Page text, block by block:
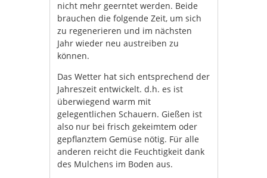
nicht mehr geerntet werden. Beide
brauchen die folgende Zeit, um sich
zu regenerieren und im nächsten
Jahr wieder neu austreiben zu
können.
Das Wetter hat sich entsprechend der
Jahreszeit entwickelt. d.h. es ist
überwiegend warm mit
gelegentlichen Schauern. Gießen ist
also nur bei frisch gekeimtem oder
gepflanztem Gemüse nötig. Für alle
anderen reicht die Feuchtigkeit dank
des Mulchens im Boden aus.